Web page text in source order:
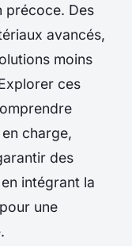
précoce. Des
avancés,
moins
ces
charge,
des
intégrant la
une